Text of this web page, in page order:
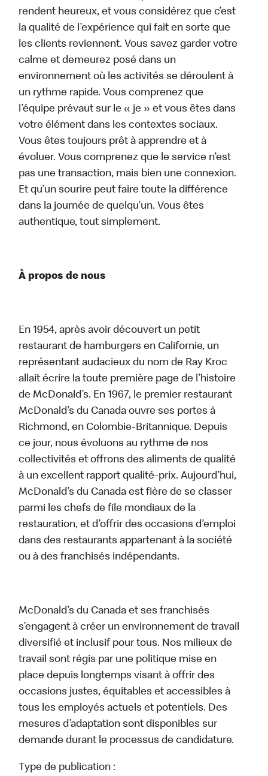
rendent heureux, et vous considérez que c’est
la qualité de l’expérience qui fait en sorte que
les clients reviennent. Vous savez garder votre
calme et demeurez posé dans un
environnement où les activités se déroulent à
un rythme rapide. Vous comprenez que
l’équipe prévaut sur le « je » et vous êtes dans
votre élément dans les contextes sociaux.
Vous êtes toujours prêt à apprendre et à
évoluer. Vous comprenez que le service n’est
pas une transaction, mais bien une connexion.
Et qu’un sourire peut faire toute la différence
dans la journée de quelqu’un. Vous êtes
authentique, tout simplement.
À propos de nous
En 1954, après avoir découvert un petit
restaurant de hamburgers en Californie, un
représentant audacieux du nom de Ray Kroc
allait écrire la toute première page de l’histoire
de McDonald’s. En 1967, le premier restaurant
McDonald’s du Canada ouvre ses portes à
Richmond, en Colombie-Britannique. Depuis
ce jour, nous évoluons au rythme de nos
collectivités et offrons des aliments de qualité
à un excellent rapport qualité-prix. Aujourd’hui,
McDonald’s du Canada est fière de se classer
parmi les chefs de file mondiaux de la
restauration, et d’offrir des occasions d’emploi
dans des restaurants appartenant à la société
ou à des franchisés indépendants.
McDonald’s du Canada et ses franchisés
s’engagent à créer un environnement de travail
diversifié et inclusif pour tous. Nos milieux de
travail sont régis par une politique mise en
place depuis longtemps visant à offrir des
occasions justes, équitables et accessibles à
tous les employés actuels et potentiels. Des
mesures d’adaptation sont disponibles sur
demande durant le processus de candidature.
Type de publication :